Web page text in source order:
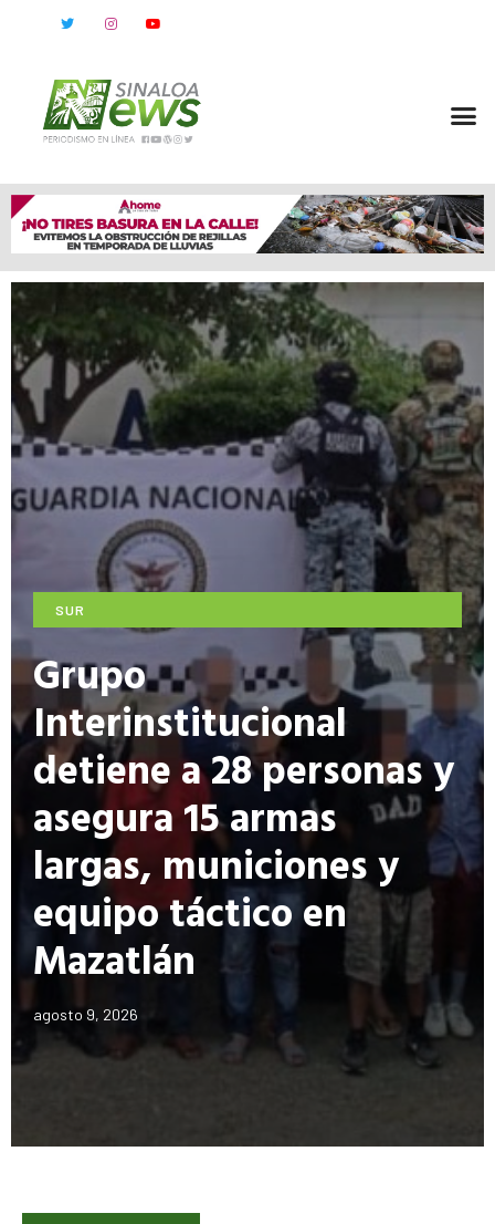
SUR
Grupo
Interinstitucional
detiene a 28 personas y
asegura 15 armas
largas, municiones y
equipo táctico en
Mazatlán
agosto 9, 2026